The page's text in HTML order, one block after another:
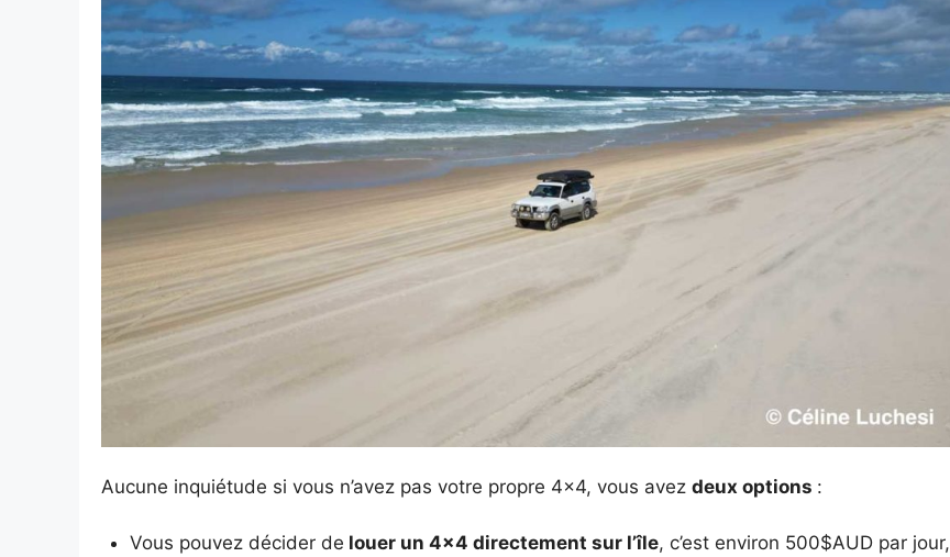
Aucune inquiétude si vous n’avez pas votre propre 4×4, vous avez deux options :
Vous pouvez décider de louer un 4×4 directement sur l’île, c’est environ 500$AUD par jour,